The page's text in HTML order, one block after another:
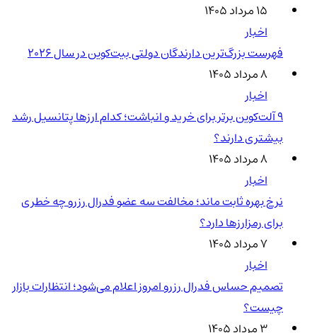
۱۵ مرداد ۱۴۰۵
اخبار
فهرست بزرگ‌ترین دارندگان دولتی بیت‌کوین در سال 2026
۸ مرداد ۱۴۰۵
اخبار
۹ آلت‌کوین برتر برای خرید و انباشت؛ کدام ارزها پتانسیل رشد
بیشتری دارند؟
۸ مرداد ۱۴۰۵
اخبار
نرخ بهره ثابت ماند؛ مخالفت سه عضو فدرال رزرو چه خطری
برای رمزارزها دارد؟
۷ مرداد ۱۴۰۵
اخبار
تصمیم حساس فدرال رزرو امروز اعلام می‌شود؛ انتظارات بازار
چیست؟
۳ مرداد ۱۴۰۵